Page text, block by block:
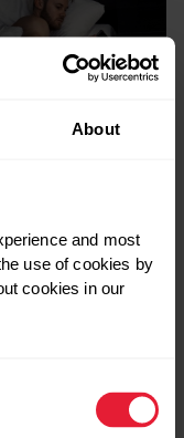
About
and most
use of cookies by
cookies in our